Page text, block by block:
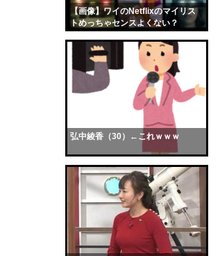
【画像】ワイのNetflixのマイリス
トめっちゃセンスよくない？
弘中綾香（30）←これｗｗｗ